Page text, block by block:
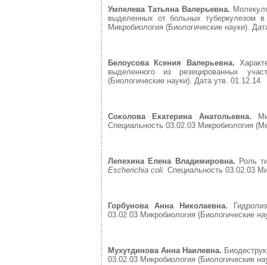
Умпелева Татьяна Валерьевна.
выделенных от больных туберкулезом
Микробиология (Биологические науки).
Белоусова Ксения Валерьевна.
выделенного из резецированных
(Биологические науки). Дата утв. 01.12.14
Соколова Екатерина Анатольевна.
Специальность 03.02.03 Микробиология
Лепехина Елена Владимировна. Роль
Escherichia coli. Специальность 03.02.03
Горбунова Анна Николаевна.
03.02.03 Микробиология (Биологические
Мухутдинова Анна Наилевна.
03.02.03 Микробиология (Биологические